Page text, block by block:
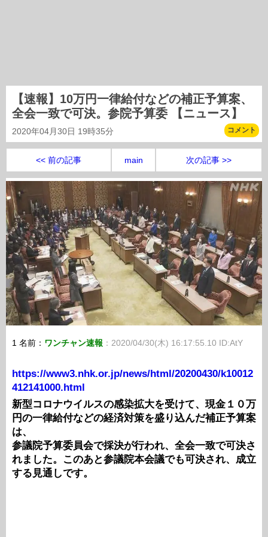
【速報】10万円一律給付などの補正予算案、
全会一致で可決。参院予算委 【ニュース】
2020年04月30日 19時35分 コメント
<< 前の記事 main 次の記事 >>
1 名前： ワンチャン速報 ：2020/04/30(木) 16:17:55.10 ID:AtY
https://www3.nhk.or.jp/news/html/20200430/k10012
412141000.html
新型コロナウイルスの感染拡大を受けて、現金１０万
円の一律給付などの経済対策を盛り込んだ補正予算案
は、
参議院予算委員会で採決が行われ、全会一致で可決さ
れました。このあと参議院本会議でも可決され、成立
する見通しです。